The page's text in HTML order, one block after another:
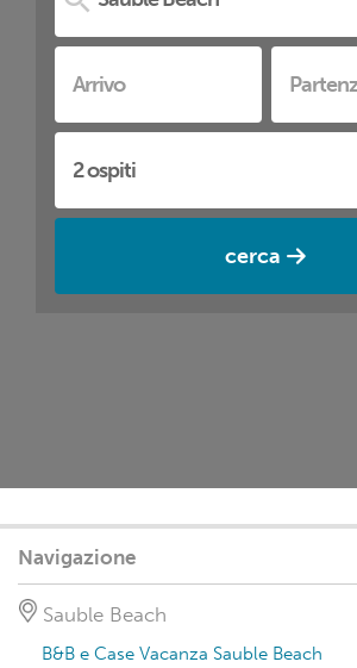
cerca
Navigazione
Sauble Beach
B&B e Case Vacanza Sauble Beach